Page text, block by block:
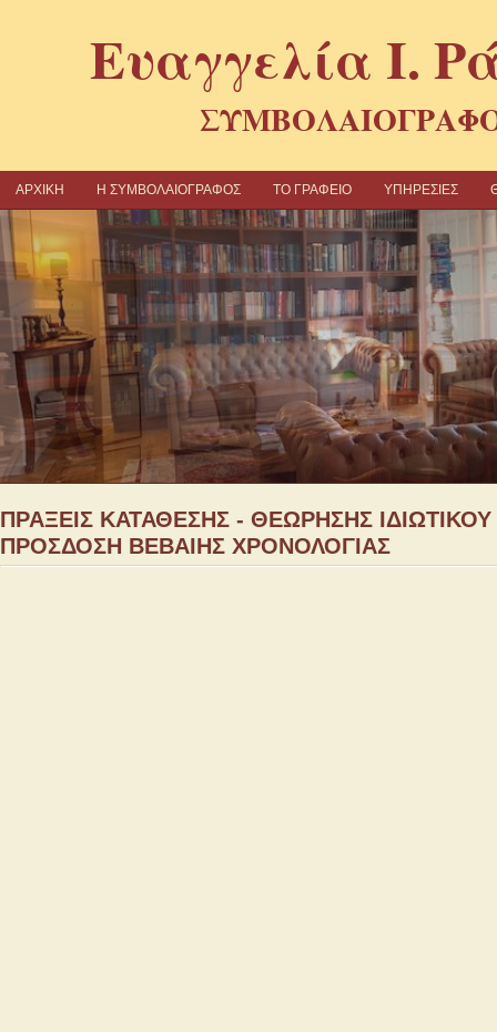
Ευαγγελία Ι.
ΑΡΧΙΚΗ Η ΣΥΜΒΟΛΑΙΟΓΡΑΦΟΣ TO ΓΡΑΦΕΙΟ ΥΠΗΡΕΣΙΕΣ
ΠΡΑΞΕΙΣ ΚΑΤΑΘΕΣΗΣ - ΘΕΩΡΗΣΗΣ
ΠΡΟΣΔΟΣΗ ΒΕΒΑΙΗΣ ΧΡΟΝΟΛΟΓΙΑΣ